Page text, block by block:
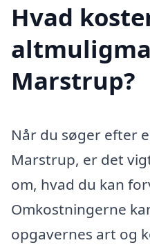
Hvad
Marstrup?
Når du søger efter
Marstrup, er det
om, hvad du kan
Omkostningerne
opgavernes art og